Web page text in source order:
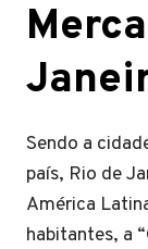
Sendo a
país, Rio de
América
habitantes, a